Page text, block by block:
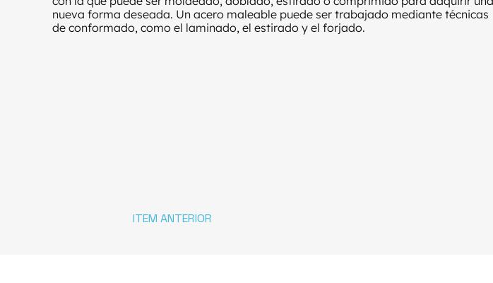
ITEM ANTERIOR
nueva forma deseada. Un acero maleable puede ser trabajado mediante técnicas
de conformado, como el laminado, el estirado y el forjado.